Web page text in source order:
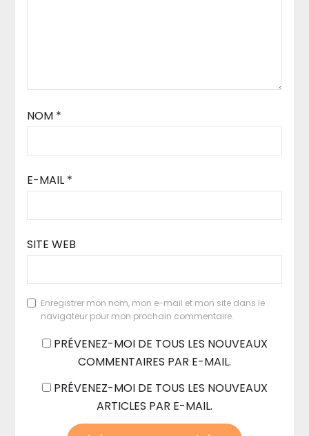
NOM *
E-MAIL *
SITE WEB
Enregistrer mon nom, mon e-mail et mon site dans le
navigateur pour mon prochain commentaire.
PRÉVENEZ-MOI DE TOUS LES NOUVEAUX
COMMENTAIRES PAR E-MAIL.
PRÉVENEZ-MOI DE TOUS LES NOUVEAUX
ARTICLES PAR E-MAIL.